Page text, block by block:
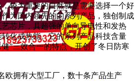
较为重要的自然就是需要选择一个好
为国内领先的的系列产品，独创制成
芯片，具超强的单向导电性和发热
化成热能。它的系列产品科技含量
”三效合一的特点，开创了冬日防寒
欧拥有大型工厂，数十条产品生产